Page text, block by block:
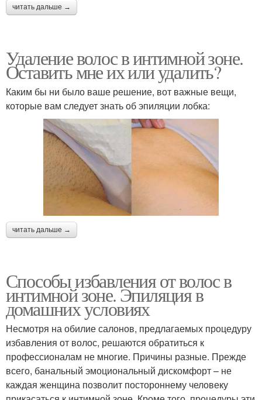
читать дальше →
Удаление волос в интимной зоне.
Оставить мне их или удалить?
Каким бы ни было ваше решение, вот важные вещи,
которые вам следует знать об эпиляции лобка:
читать дальше →
Способы избавления от волос в
интимной зоне. Эпиляция в
домашних условиях
Несмотря на обилие салонов, предлагаемых процедуру
избавления от волос, решаются обратиться к
профессионалам не многие. Причины разные. Прежде
всего, банальный эмоциональный дискомфорт – не
каждая женщина позволит постороннему человеку